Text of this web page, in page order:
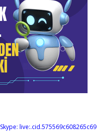
Skype: live:.cid.575569c608265c69